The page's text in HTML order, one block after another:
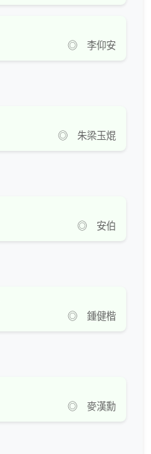
◎ 李仰安
◎ 朱梁玉焜
◎ 安伯
◎ 鍾健楷
◎ 麥漢勳